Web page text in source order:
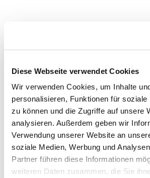
Diese Webseite verwendet Cookies
Wir verwenden Cookies, um Inhalte
personalisieren, Funktionen für soziale
zu können und die Zugriffe auf unsere
analysieren. Außerdem geben wir
Verwendung unserer Website an
soziale Medien, Werbung und
Partner führen diese Informationen
weiteren Daten zusammen, die Sie